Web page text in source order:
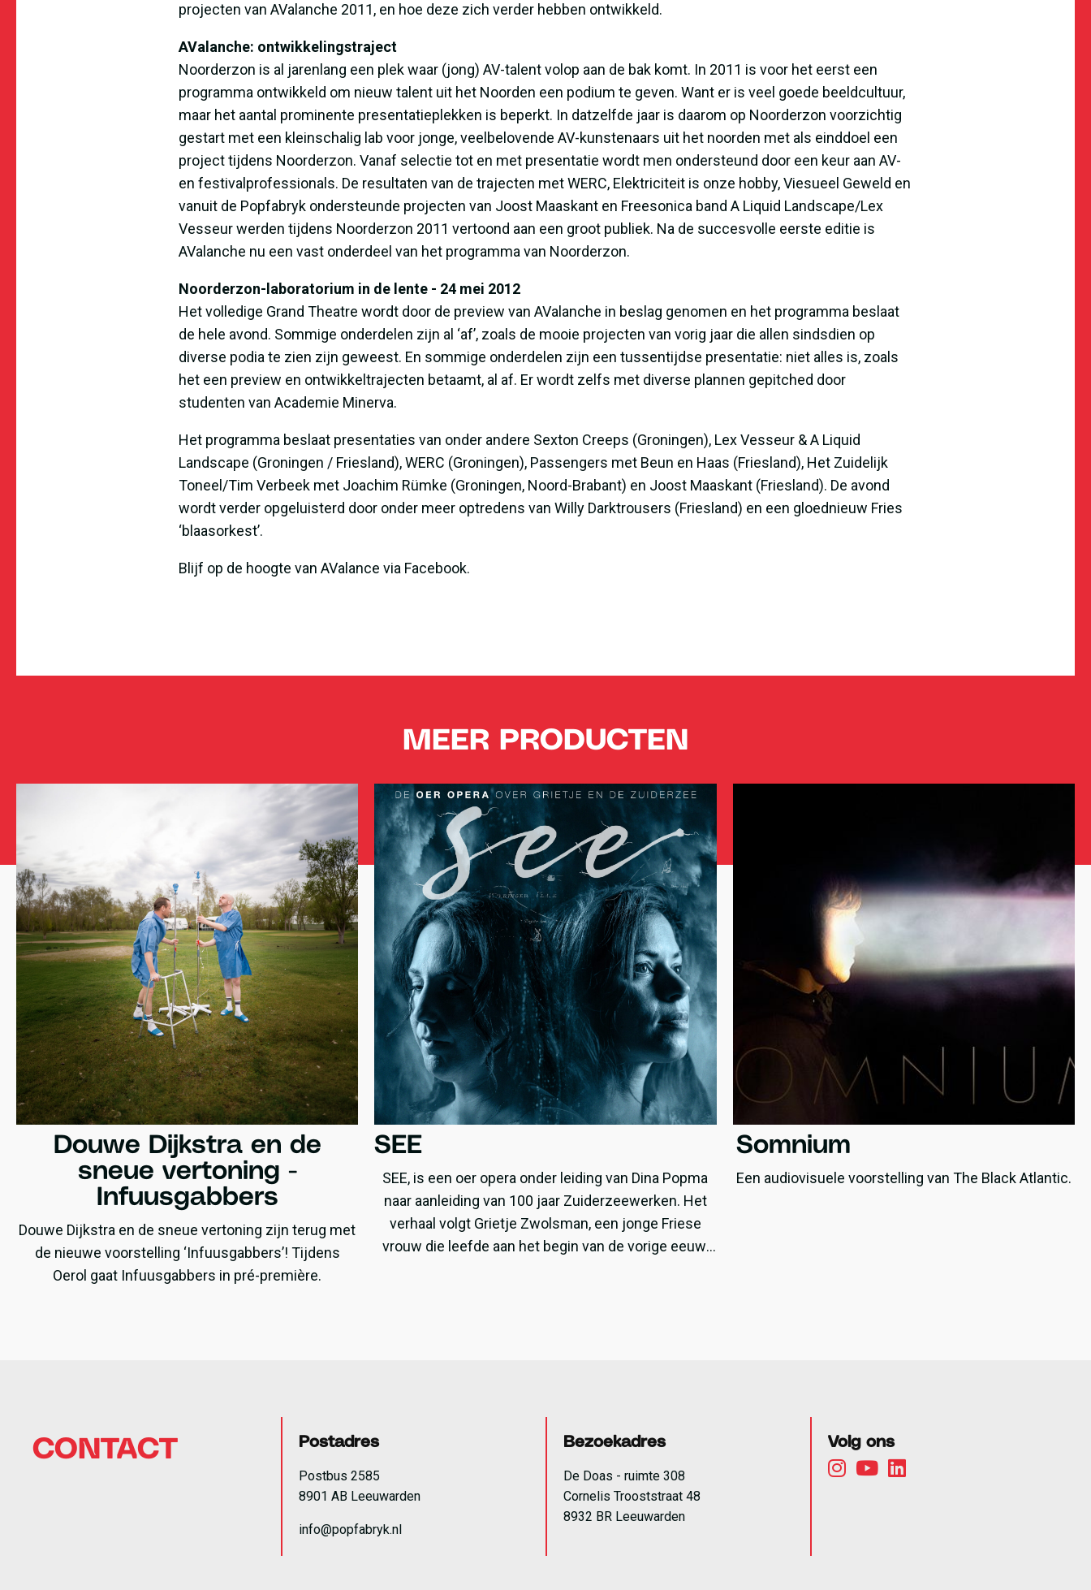
projecten van AValanche 2011, en hoe deze zich verder hebben ontwikkeld.
AValanche: ontwikkelingstraject
Noorderzon is al jarenlang een plek waar (jong) AV-talent volop aan de bak komt. In 2011 is voor het eerst een
programma ontwikkeld om nieuw talent uit het Noorden een podium te geven. Want er is veel goede beeldcultuur,
maar het aantal prominente presentatieplekken is beperkt. In datzelfde jaar is daarom op Noorderzon voorzichtig
gestart met een kleinschalig lab voor jonge, veelbelovende AV-kunstenaars uit het noorden met als einddoel een
project tijdens Noorderzon. Vanaf selectie tot en met presentatie wordt men ondersteund door een keur aan AV-
en festivalprofessionals. De resultaten van de trajecten met WERC, Elektriciteit is onze hobby, Viesueel Geweld en
vanuit de Popfabryk ondersteunde projecten van Joost Maaskant en Freesonica band A Liquid Landscape/Lex
Vesseur werden tijdens Noorderzon 2011 vertoond aan een groot publiek. Na de succesvolle eerste editie is
AValanche nu een vast onderdeel van het programma van Noorderzon.
Noorderzon-laboratorium in de lente - 24 mei 2012
Het volledige Grand Theatre wordt door de preview van AValanche in beslag genomen en het programma beslaat
de hele avond. Sommige onderdelen zijn al ‘af’, zoals de mooie projecten van vorig jaar die allen sindsdien op
diverse podia te zien zijn geweest. En sommige onderdelen zijn een tussentijdse presentatie: niet alles is, zoals
het een preview en ontwikkeltrajecten betaamt, al af. Er wordt zelfs met diverse plannen gepitched door
studenten van Academie Minerva.
Het programma beslaat presentaties van onder andere Sexton Creeps (Groningen), Lex Vesseur & A Liquid
Landscape (Groningen / Friesland), WERC (Groningen), Passengers met Beun en Haas (Friesland), Het Zuidelijk
Toneel/Tim Verbeek met Joachim Rümke (Groningen, Noord-Brabant) en Joost Maaskant (Friesland). De avond
wordt verder opgeluisterd door onder meer optredens van Willy Darktrousers (Friesland) en een gloednieuw Fries
‘blaasorkest’.
Blijf op de hoogte van AValance via Facebook.
MEER PRODUCTEN
Douwe Dijkstra en de
sneue vertoning -
Infuusgabbers
Douwe Dijkstra en de sneue vertoning zijn terug met
de nieuwe voorstelling ‘Infuusgabbers’! Tijdens
Oerol gaat Infuusgabbers in pré-première.
SEE
SEE, is een oer opera onder leiding van Dina Popma
naar aanleiding van 100 jaar Zuiderzeewerken. Het
verhaal volgt Grietje Zwolsman, een jonge Friese
vrouw die leefde aan het begin van de vorige eeuw,
Somnium
Een audiovisuele voorstelling van The Black Atlantic.
CONTACT Postadres
Postbus 2585
8901 AB Leeuwarden
info@popfabryk.nl
Bezoekadres
De Doas - ruimte 308
Cornelis Trooststraat 48
8932 BR Leeuwarden
Volg ons